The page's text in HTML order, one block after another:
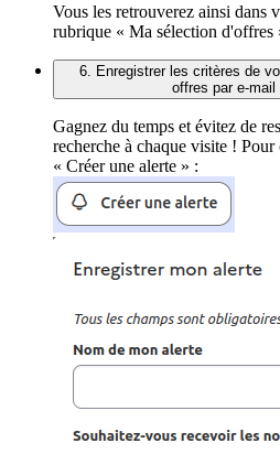
Vous les retrouverez ainsi dans
rubrique « Ma sélection d'offres
6. Enregistrer les critères de
offres par e-mail
Gagnez du temps et évitez de
recherche à chaque visite !
« Créer une alerte » :